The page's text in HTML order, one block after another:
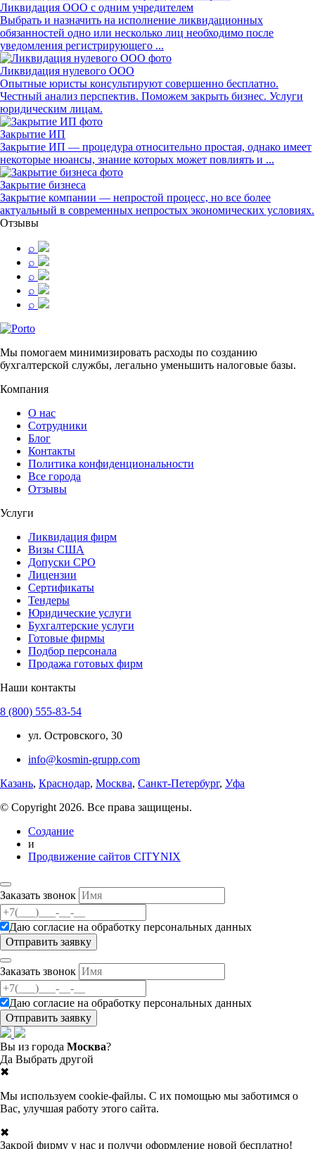
Ликвидация ООО с одним учредителем
Выбрать и назначить на исполнение ликвидационных
обязанностей одно или несколько лиц необходимо после
уведомления регистрирующего ...
Ликвидация нулевого ООО
Опытные юристы консультируют совершенно бесплатно.
Честный анализ перспектив. Поможем закрыть бизнес. Услуги
юридическим лицам.
Закрытие ИП
Закрытие ИП — процедура относительно простая, однако имеет
некоторые нюансы, знание которых может повлиять и ...
Закрытие бизнеса
Закрытие компании — непростой процесс, но все более
актуальный в современных непростых экономических условиях.
Отзывы
⌕
⌕
⌕
⌕
⌕
Мы помогаем минимизировать расходы по созданию
бухгалтерской службы, легально уменьшить налоговые базы.
Компания
О нас
Сотрудники
Блог
Контакты
Политика конфиденциональности
Все города
Отзывы
Услуги
Ликвидация фирм
Визы США
Допуски СРО
Лицензии
Сертификаты
Тендеры
Юридические услуги
Бухгалтерские услуги
Готовые фирмы
Подбор персонала
Продажа готовых фирм
Наши контакты
8 (800) 555-83-54
ул. Островского, 30
info@kosmin-grupp.com
Казань, Краснодар, Москва, Санкт-Петербург, Уфа
© Copyright 2026. Все права защищены.
Создание
и
Продвижение сайтов CITYNIX
Заказать звонок
Даю согласие на обработку персональных данных
Заказать звонок
Даю согласие на обработку персональных данных
Вы из города Москва?
Да Выбрать другой
✖
Мы используем cookie-файлы. С их помощью мы заботимся о
Вас, улучшая работу этого сайта.
✖
Закрой фирму у нас и получи оформление новой бесплатно!